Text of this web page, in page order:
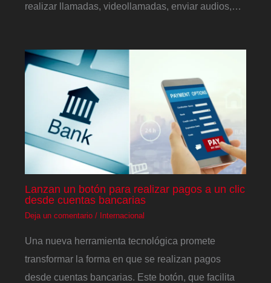
realizar llamadas, videollamadas, enviar audios,…
Lanzan un botón para realizar pagos a un clic
desde cuentas bancarias
Deja un comentario / Internacional
Una nueva herramienta tecnológica promete
transformar la forma en que se realizan pagos
desde cuentas bancarias. Este botón, que facilita